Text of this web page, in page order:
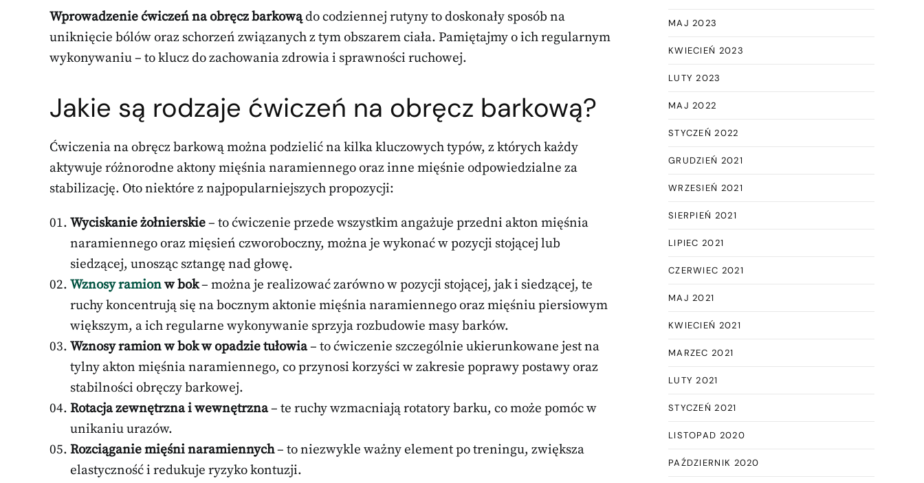
Wprowadzenie ćwiczeń na obręcz barkowądo codziennej rutyny to doskonały sposób na
uniknięcie bólów oraz schorzeń związanych z tym obszarem ciała. Pamiętajmy o ich regularnym
wykonywaniu – to klucz do zachowania zdrowia i sprawności ruchowej.
Jakie są rodzaje ćwiczeń na obręcz barkową?
Ćwiczenia na obręcz barkową można podzielić na kilka kluczowych typów, z których każdy
aktywuje różnorodne aktony mięśnia naramiennego oraz inne mięśnie odpowiedzialne za
stabilizację. Oto niektóre z najpopularniejszych propozycji:
Wyciskanie żołnierskie– to ćwiczenie przede wszystkim angażuje przedni akton mięśnia
naramiennego oraz mięsień czworoboczny, można je wykonać w pozycji stojącej lub
siedzącej, unosząc sztangę nad głowę.
Wznosy ramionw bok– można je realizować zarówno w pozycji stojącej, jak i siedzącej, te
ruchy koncentrują się na bocznym aktonie mięśnia naramiennego oraz mięśniu piersiowym
większym, a ich regularne wykonywanie sprzyja rozbudowie masy barków.
Wznosy ramion w bok w opadzie tułowia– to ćwiczenie szczególnie ukierunkowane jest na
tylny akton mięśnia naramiennego, co przynosi korzyści w zakresie poprawy postawy oraz
stabilności obręczy barkowej.
Rotacja zewnętrzna i wewnętrzna– te ruchy wzmacniają rotatory barku, co może pomóc w
unikaniu urazów.
Rozciąganie mięśni naramiennych– to niezwykle ważny element po treningu, zwiększa
elastyczność i redukuje ryzyko kontuzji.
MAJ 2023
KWIECIEŃ 2023
LUTY 2023
MAJ 2022
STYCZEŃ 2022
GRUDZIEŃ 2021
WRZESIEŃ 2021
SIERPIEŃ 2021
LIPIEC 2021
CZERWIEC 2021
MAJ 2021
KWIECIEŃ 2021
MARZEC 2021
LUTY 2021
STYCZEŃ 2021
LISTOPAD 2020
PAŹDZIERNIK 2020